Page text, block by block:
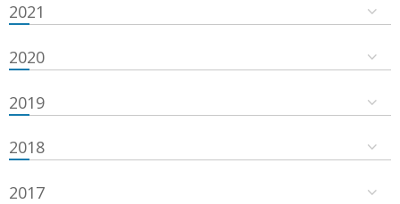
2021
2020
2019
2018
2017